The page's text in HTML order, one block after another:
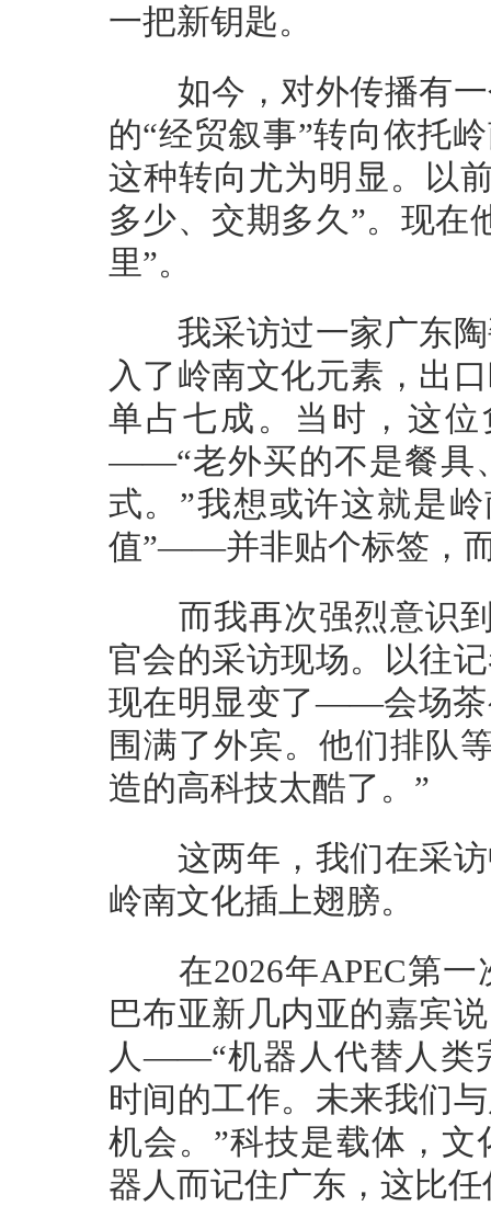
一把新钥匙。
如今，对外传播有一
的“经贸叙事”转向依托
这种转向尤为明显。以
多少、交期多久”。现在
里”。
我采访过一家广东陶
入了岭南文化元素，出
单占七成。当时，这
——“老外买的不是餐具
式。”我想或许这就是
值”——并非贴个标签，
而我再次强烈意识到
官会的采访现场。以往
现在明显变了——会场茶
围满了外宾。他们排队
造的高科技太酷了。”
这两年，我们在采访
岭南文化插上翅膀。
在2026年APEC第一
巴布亚新几内亚的嘉宾
人——“机器人代替人类
时间的工作。未来我们
机会。”科技是载体，
器人而记住广东，这比